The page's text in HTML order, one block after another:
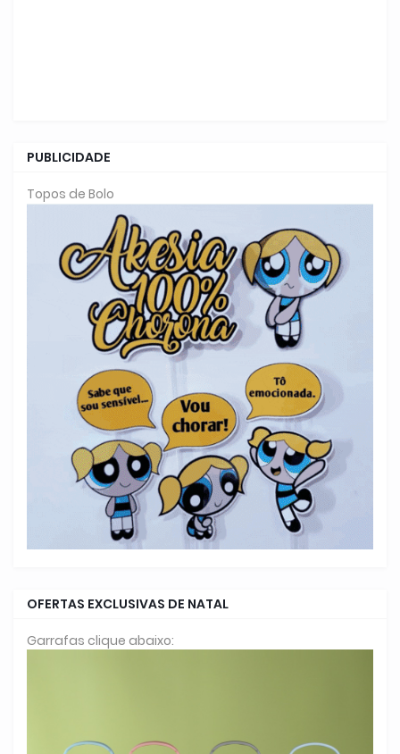
PUBLICIDADE
Topos de Bolo
OFERTAS EXCLUSIVAS DE NATAL
Garrafas clique abaixo: